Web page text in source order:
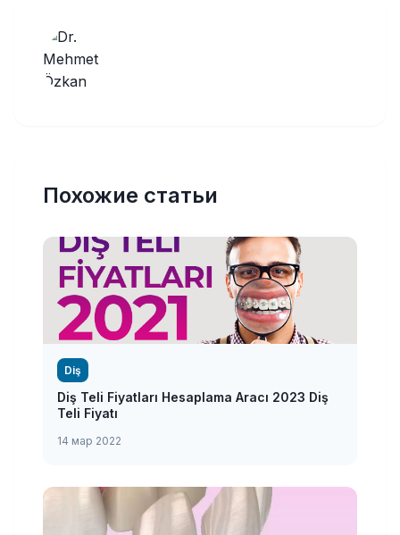
Похожие статьи
Diş
Diş Teli Fiyatları Hesaplama Aracı 2023 Diş
Teli Fiyatı
14 мар 2022